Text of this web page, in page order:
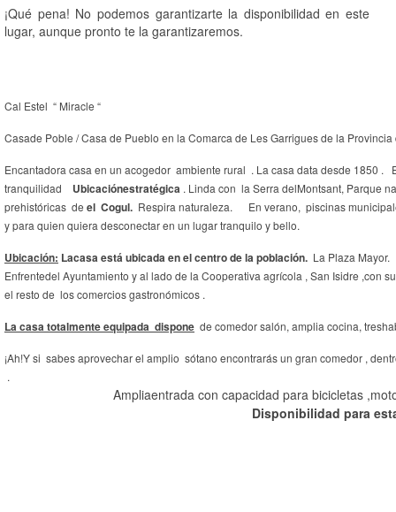
¡Qué pena! No podemos garantizarte la disponibilidad en este
lugar, aunque pronto te la garantizaremos.
Cal Estel “ Miracle “
Casade Poble / Casa de Pueblo en la Comarca de Les Garrigues de la
Encantadora casa en un acogedor ambiente rural . La casa data desde
tranquilidad Ubicaciónestratégica . Linda con la Serra delMontsant, Parque
prehistóricas de el Cogul. Respira naturaleza. En verano, piscinas
y para quien quiera desconectar en un
Ubicación: Lacasa está ubicada en el centro de la población.
Enfrentedel Ayuntamiento y al lado de la Cooperativa agrícola , San Isidre ,con
el resto de los comercios gastronómicos .
La casa totalmente equipada dispone de comedor salón, amplia cocina,
¡Ah!Y si sabes aprovechar el amplio sótano encontrarás un gran comedor ,
Ampliaentrada con capacidad para bicicletas
Disponibilidad para